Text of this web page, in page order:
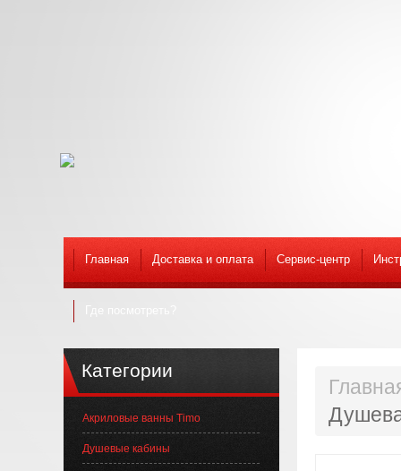
Главная Доставка и оплата Сервис-центр
Категории
Акриловые ванны Timo
Душевые кабины